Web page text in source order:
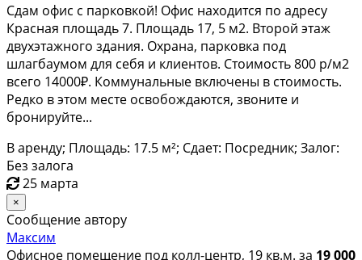
Сдам офис с парковкой! Офис находится по адресу
Красная площадь 7. Площадь 17, 5 м2. Второй этаж
двухэтажного здания. Охрана, парковка под
шлагбаумом для себя и клиентов. Стоимость 800 р/м2
всего 14000₽. Коммунальные включены в стоимость.
Редко в этом месте освобождаются, звоните и
бронируйте...
В аренду; Площадь: 17.5 м²; Сдает: Посредник; Залог:
Без залога
25 марта
×
Сообщение автору
Максим
Офисное помещение под колл-центр, 19 кв.м. за 19 000